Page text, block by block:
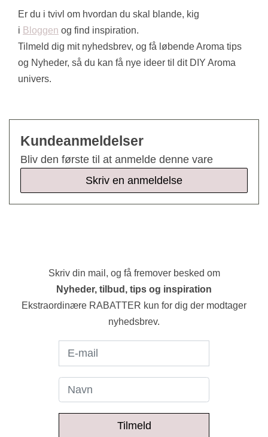
Er du i tvivl om hvordan du skal blande, kig
i Bloggen og find inspiration.
Tilmeld dig mit nyhedsbrev, og få løbende Aroma tips
og Nyheder, så du kan få nye ideer til dit DIY Aroma
univers.
Kundeanmeldelser
Bliv den første til at anmelde denne vare
Skriv en anmeldelse
Skriv din mail, og få fremover besked om
Nyheder, tilbud, tips og inspiration
Ekstraordinære RABATTER kun for dig der modtager
nyhedsbrev.
Tilmeld